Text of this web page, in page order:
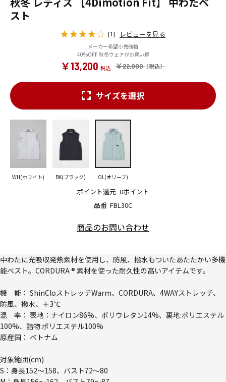
スト
[1] レビューを見る
メーカー希望小売価格
40%OFF 秋冬ウェアがお買い得
￥22,000
￥13,200
品番 FBL30C
ポイント還元 0ポイント
サイズを選択
WH(ホワイト) BK(ブラック) OL(オリーブ)
商品のお問い合わせ
中わたに光吸収発熱素材を使用し、防風、撥水もついたあたたかい多機
能ベスト。CORDURA ® 素材を使った耐久性の高いアイテムです。
機 能： ShinCloストレッチWarm、CORDURA、4WAYストレッチ、
防風、撥水、＋3℃
混 率： 表地：ナイロン86%、ポリウレタン14%、裏地:ポリエステル
100%、詰物:ポリエステル100%
原産国： ベトナム
対象範囲(cm)
S：身長152～158、バスト72～80